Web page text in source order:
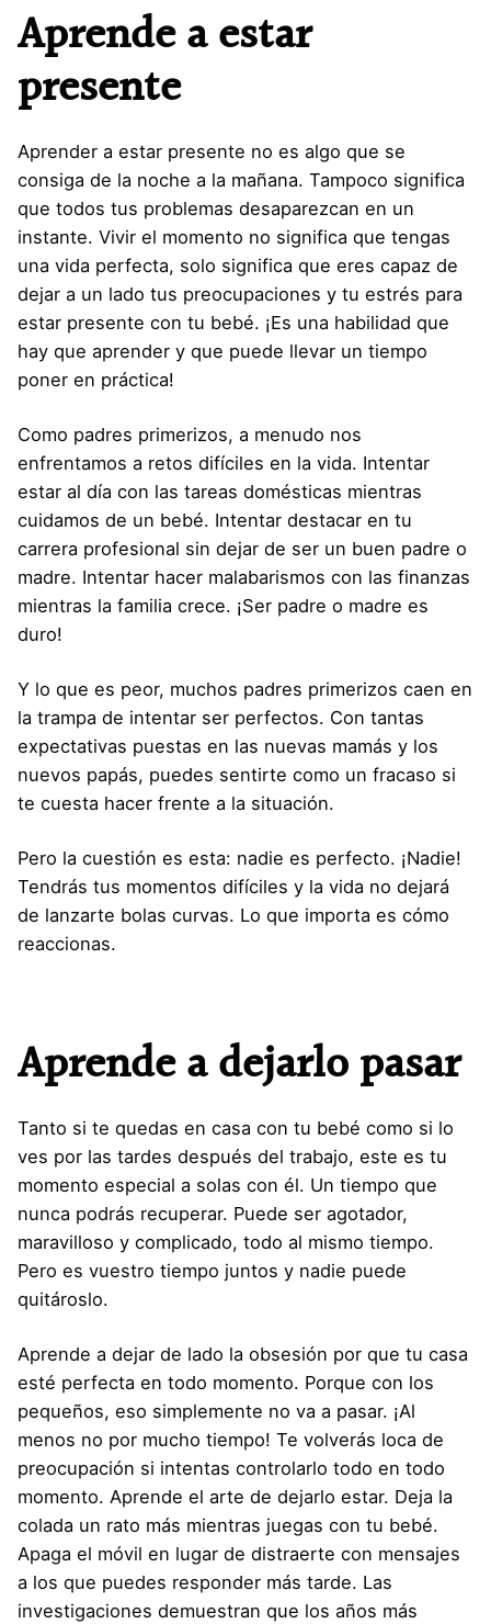
Aprende a estar
presente
Aprender a estar presente no es algo que se
consiga de la noche a la mañana. Tampoco significa
que todos tus problemas desaparezcan en un
instante. Vivir el momento no significa que tengas
una vida perfecta, solo significa que eres capaz de
dejar a un lado tus preocupaciones y tu estrés para
estar presente con tu bebé. ¡Es una habilidad que
hay que aprender y que puede llevar un tiempo
poner en práctica!
Como padres primerizos, a menudo nos
enfrentamos a retos difíciles en la vida. Intentar
estar al día con las tareas domésticas mientras
cuidamos de un bebé. Intentar destacar en tu
carrera profesional sin dejar de ser un buen padre o
madre. Intentar hacer malabarismos con las finanzas
mientras la familia crece. ¡Ser padre o madre es
duro!
Y lo que es peor, muchos padres primerizos caen en
la trampa de intentar ser perfectos. Con tantas
expectativas puestas en las nuevas mamás y los
nuevos papás, puedes sentirte como un fracaso si
te cuesta hacer frente a la situación.
Pero la cuestión es esta: nadie es perfecto. ¡Nadie!
Tendrás tus momentos difíciles y la vida no dejará
de lanzarte bolas curvas. Lo que importa es cómo
reaccionas.
Aprende a dejarlo pasar
Tanto si te quedas en casa con tu bebé como si lo
ves por las tardes después del trabajo, este es tu
momento especial a solas con él. Un tiempo que
nunca podrás recuperar. Puede ser agotador,
maravilloso y complicado, todo al mismo tiempo.
Pero es vuestro tiempo juntos y nadie puede
quitároslo.
Aprende a dejar de lado la obsesión por que tu casa
esté perfecta en todo momento. Porque con los
pequeños, eso simplemente no va a pasar. ¡Al
menos no por mucho tiempo! Te volverás loca de
preocupación si intentas controlarlo todo en todo
momento. Aprende el arte de dejarlo estar. Deja la
colada un rato más mientras juegas con tu bebé.
Apaga el móvil en lugar de distraerte con mensajes
a los que puedes responder más tarde. Las
investigaciones demuestran que los años más